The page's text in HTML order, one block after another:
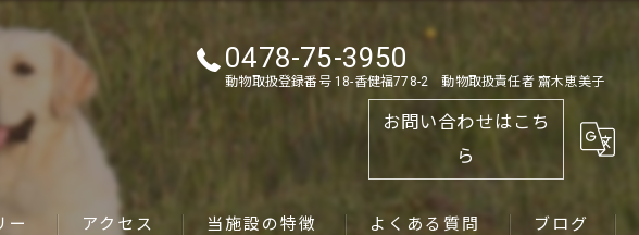
0478-75-3950
動物取扱登録番号 18-香健福778-2 動物取扱責任者 齋木恵美子
お問い合わせはこち
ら
ー アクセス 当施設の特徴 よくある質問 ブログ